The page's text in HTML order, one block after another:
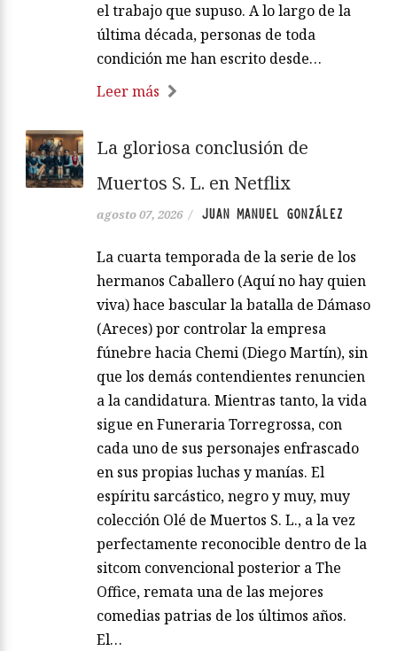
el trabajo que supuso. A lo largo de la
última década, personas de toda
condición me han escrito desde…
Leer más
La gloriosa conclusión de
Muertos S. L. en Netflix
agosto 07, 2026 / JUAN MANUEL GONZÁLEZ
La cuarta temporada de la serie de los
hermanos Caballero (Aquí no hay quien
viva) hace bascular la batalla de Dámaso
(Areces) por controlar la empresa
fúnebre hacia Chemi (Diego Martín), sin
que los demás contendientes renuncien
a la candidatura. Mientras tanto, la vida
sigue en Funeraria Torregrossa, con
cada uno de sus personajes enfrascado
en sus propias luchas y manías. El
espíritu sarcástico, negro y muy, muy
colección Olé de Muertos S. L., a la vez
perfectamente reconocible dentro de la
sitcom convencional posterior a The
Office, remata una de las mejores
comedias patrias de los últimos años.
El…